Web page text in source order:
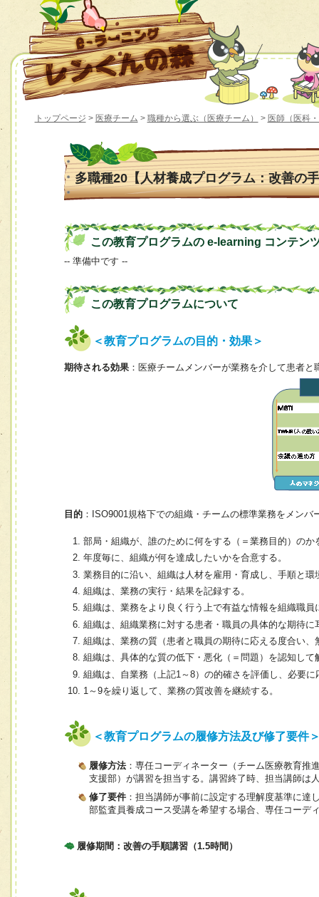
トップページ > 医療チーム > 職種から選ぶ（医療チーム） > 医師（医科
多職種20【人材養成プログラム：改善の
この教育プログラムの e-learning コンテン
-- 準備中です --
この教育プログラムについて
＜教育プログラムの目的・効果＞
期待される効果 ：医療チームメンバーが業務を介して患者
目的 ：ISO9001規格下での組織・チームの標準業務をメン
部局・組織が、誰のために何をする（＝業務目的）のか
年度毎に、組織が何を達成したいかを合意する。
業務目的に沿い、組織は人材を雇用・育成し、手順と環
組織は、業務の実行・結果を記録する。
組織は、業務をより良く行う上で有益な情報を組織職員
組織は、組織業務に対する患者・職員の具体的な期待に
組織は、業務の質（患者と職員の期待に応える度合い
組織は、具体的な質の低下・悪化（＝問題）を認知して
組織は、自業務（上記1～8）の的確さを評価し、必要
1～9を繰り返して、業務の質改善を継続する。
＜教育プログラムの履修方法及び修了要件
履修方法：専任コーディネーター（チーム医療教育推
支援部）が講習を担当する。講習終了時、担当講師は
修了要件 ：担当講師が事前に設定する理解度基準に
部監査員養成コース受講を希望する場合、専任コーデ
履修期間：改善の手順講習（1.5時間）